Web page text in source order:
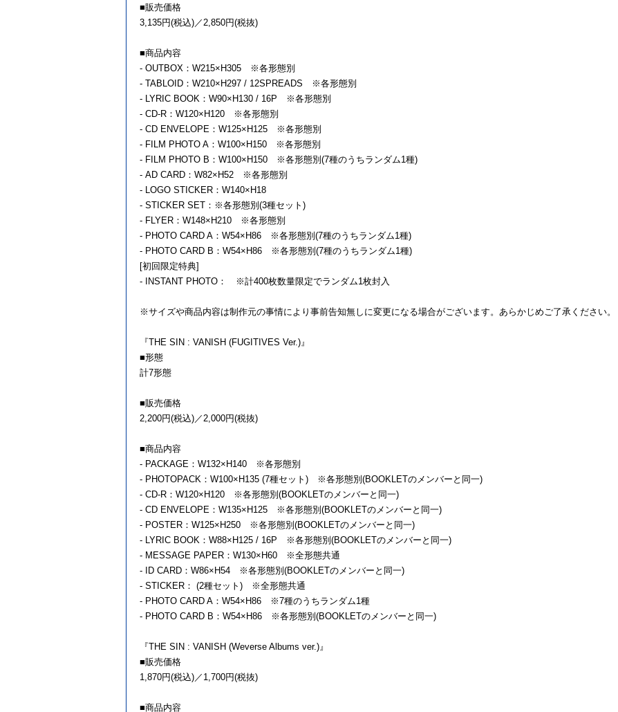
■販売価格
3,135円(税込)／2,850円(税抜)
■商品内容
- OUTBOX：W215×H305 ※各形態別
- TABLOID：W210×H297 / 12SPREADS ※各形態別
- LYRIC BOOK：W90×H130 / 16P ※各形態別
- CD-R：W120×H120 ※各形態別
- CD ENVELOPE：W125×H125 ※各形態別
- FILM PHOTO A：W100×H150 ※各形態別
- FILM PHOTO B：W100×H150 ※各形態別(7種のうちランダム1種)
- AD CARD：W82×H52 ※各形態別
- LOGO STICKER：W140×H18
- STICKER SET：※各形態別(3種セット)
- FLYER：W148×H210 ※各形態別
- PHOTO CARD A：W54×H86 ※各形態別(7種のうちランダム1種)
- PHOTO CARD B：W54×H86 ※各形態別(7種のうちランダム1種)
[初回限定特典]
- INSTANT PHOTO： ※計400枚数量限定でランダム1枚封入
※サイズや商品内容は制作元の事情により事前告知無しに変更になる場合がございます。あらかじめご了承ください。
『THE SIN : VANISH (FUGITIVES Ver.)』
■形態
計7形態
■販売価格
2,200円(税込)／2,000円(税抜)
■商品内容
- PACKAGE：W132×H140 ※各形態別
- PHOTOPACK：W100×H135 (7種セット) ※各形態別(BOOKLETのメンバーと同一)
- CD-R：W120×H120 ※各形態別(BOOKLETのメンバーと同一)
- CD ENVELOPE：W135×H125 ※各形態別(BOOKLETのメンバーと同一)
- POSTER：W125×H250 ※各形態別(BOOKLETのメンバーと同一)
- LYRIC BOOK：W88×H125 / 16P ※各形態別(BOOKLETのメンバーと同一)
- MESSAGE PAPER：W130×H60 ※全形態共通
- ID CARD：W86×H54 ※各形態別(BOOKLETのメンバーと同一)
- STICKER： (2種セット) ※全形態共通
- PHOTO CARD A：W54×H86 ※7種のうちランダム1種
- PHOTO CARD B：W54×H86 ※各形態別(BOOKLETのメンバーと同一)
『THE SIN : VANISH (Weverse Albums ver.)』
■販売価格
1,870円(税込)／1,700円(税抜)
■商品内容